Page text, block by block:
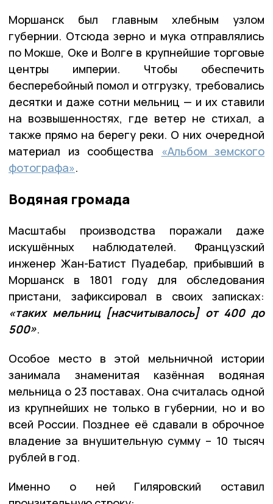
Моршанск был главным хлебным узлом
губернии. Отсюда зерно и мука отправлялись
по Мокше, Оке и Волге в крупнейшие торговые
центры империи. Чтобы обеспечить
бесперебойный помол и отгрузку, требовались
десятки и даже сотни мельниц — и их ставили
на возвышенностях, где ветер не стихал, а
также прямо на берегу реки. О них очередной
материал из сообщества «Альбом земского
фотографа».
Водяная громада
Масштабы производства поражали даже
искушённых наблюдателей. Французский
инженер Жан-Батист Пуадебар, прибывший в
Моршанск в 1801 году для обследования
пристани, зафиксировал в своих записках:
«таких мельниц [насчитывалось] от 400 до
500».
Особое место в этой мельничной истории
занимала знаменитая казённая водяная
мельница о 23 поставах. Она считалась одной
из крупнейших не только в губернии, но и во
всей России. Позднее её сдавали в оброчное
владение за внушительную сумму – 10 тысяч
рублей в год.
Именно о ней Гиляровский оставил